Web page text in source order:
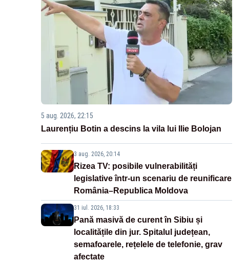
5 aug. 2026, 22:15
Laurențiu Botin a descins la vila lui Ilie Bolojan
3 aug. 2026, 20:14
Rizea TV: posibile vulnerabilități
legislative într-un scenariu de reunificare
România–Republica Moldova
31 iul. 2026, 18:33
Pană masivă de curent în Sibiu și
localitățile din jur. Spitalul județean,
semafoarele, rețelele de telefonie, grav
afectate